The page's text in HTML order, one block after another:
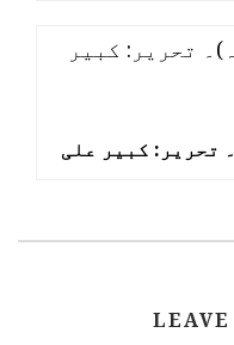
تحریر: کبیر علی